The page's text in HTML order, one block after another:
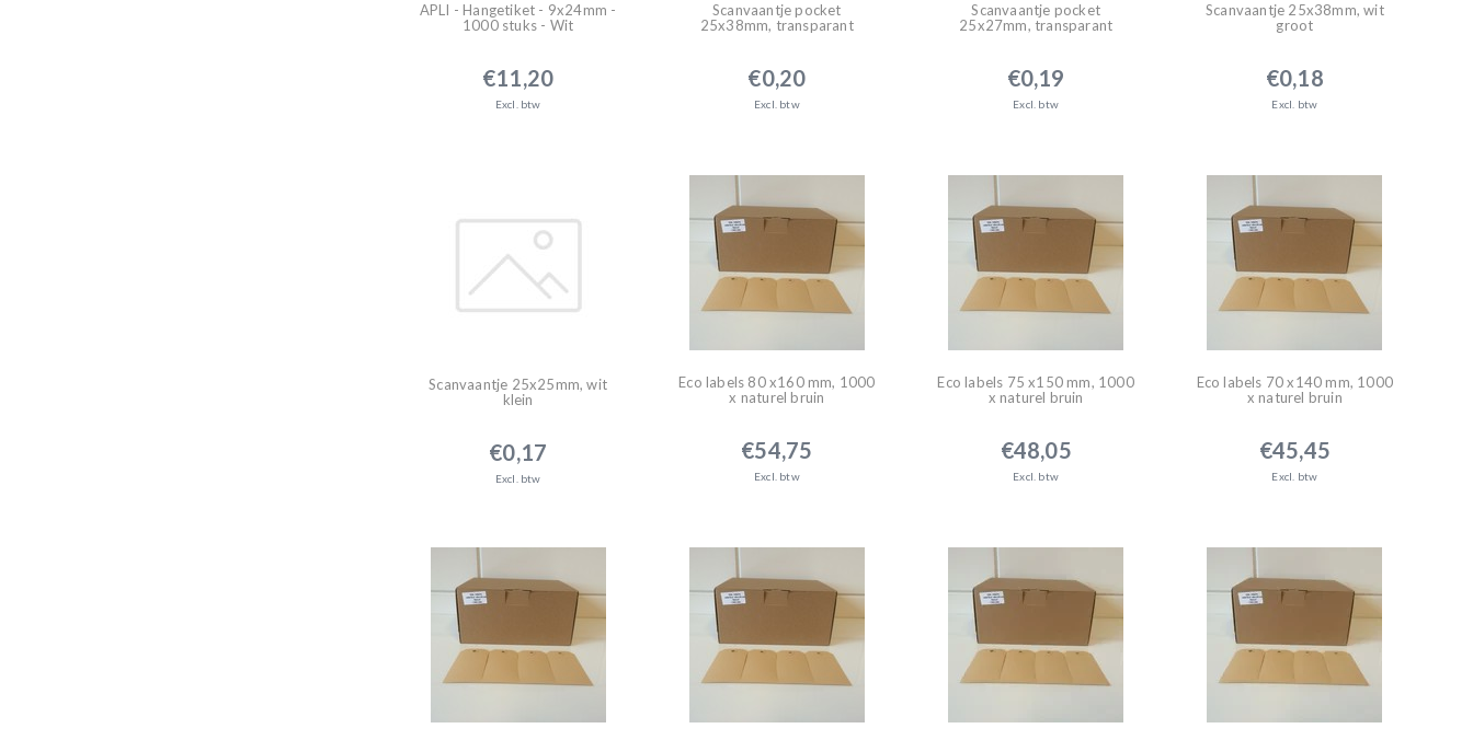
APLI - Hangetiket - 9x24mm -
1000 stuks - Wit
€11,20
Excl. btw
Scanvaantje pocket
25x38mm, transparant
€0,20
Excl. btw
Scanvaantje pocket
25x27mm, transparant
€0,19
Excl. btw
Scanvaantje 25x38mm, wit
groot
€0,18
Excl. btw
Scanvaantje 25x25mm, wit
klein
€0,17
Excl. btw
Eco labels 80 x160 mm, 1000
x naturel bruin
€54,75
Excl. btw
Eco labels 75 x150 mm, 1000
x naturel bruin
€48,05
Excl. btw
Eco labels 70 x140 mm, 1000
x naturel bruin
€45,45
Excl. btw